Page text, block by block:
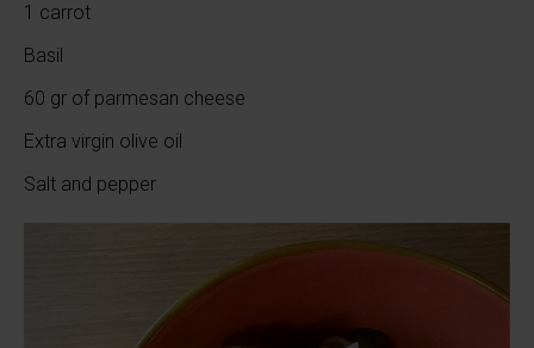
1 carrot
Basil
60 gr of parmesan cheese
Extra virgin olive oil
Salt and pepper